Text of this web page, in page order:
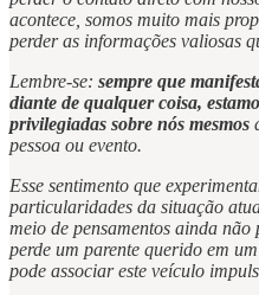
acontece, somos muito mais
perder as informações valiosas
Lembre-se: sempre que
diante de qualquer coisa,
privilegiadas sobre nós mesmos
pessoa ou evento.
Esse sentimento que
particularidades da situação
meio de pensamentos ainda não
perde um parente querido em
pode associar este veículo